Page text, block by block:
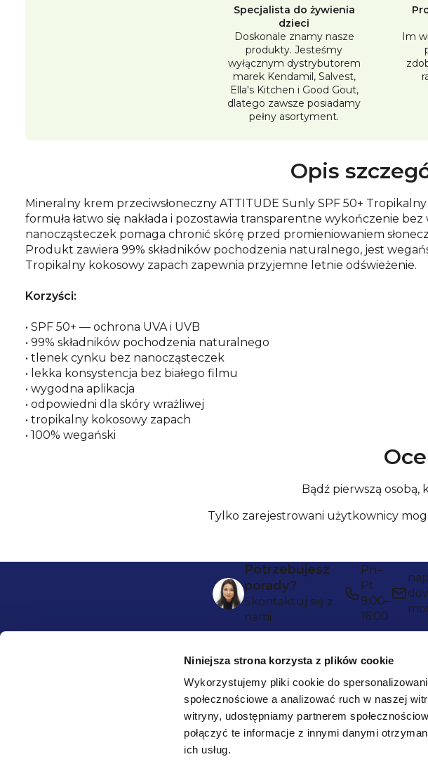
Niniejsza strona korzysta z plików cookie
Wykorzystujemy pliki cookie do
społecznościowe a analizować ruch w naszej
witryny, udostępniamy partnerem
połączyć te informacje z innymi danymi
ich usług.
Specjalista do żywienia
dzieci
Doskonale znamy nasze
produkty. Jesteśmy
wyłącznym dystrybutorem
marek Kendamil, Salvest,
Ella's Kitchen i Good Gout,
dlatego zawsze posiadamy
pełny asortyment.
Im
Opis
Mineralny krem przeciwsłoneczny ATTITUDE Sunly SPF 50+
formuła łatwo się nakłada i pozostawia transparentne wykończenie
nanocząsteczek pomaga chronić skórę przed promieniowaniem
Produkt zawiera 99% składników pochodzenia naturalnego, jest
Tropikalny kokosowy zapach zapewnia przyjemne letnie odświeżenie.
Korzyści:
• SPF 50+ — ochrona UVA i UVB
• 99% składników pochodzenia naturalnego
• tlenek cynku bez nanocząsteczek
• lekka konsystencja bez białego filmu
• wygodna aplikacja
• odpowiedni dla skóry wrażliwej
• tropikalny kokosowy zapach
• 100% wegański
Bądź pierwszą
Tylko zarejestrowani użytkownicy
o
Potrzebujesz
porady?
Skontaktuj się z
nami
Pn–
Pt
9:00–
16:00
Bezpieczna